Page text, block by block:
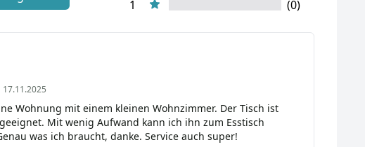
1
(0)
17.11.2025
Wohnung mit einem kleinen Wohnzimmer. Der Tisch ist
Mit wenig Aufwand kann ich ihn zum Esstisch
was ich braucht, danke. Service auch super!